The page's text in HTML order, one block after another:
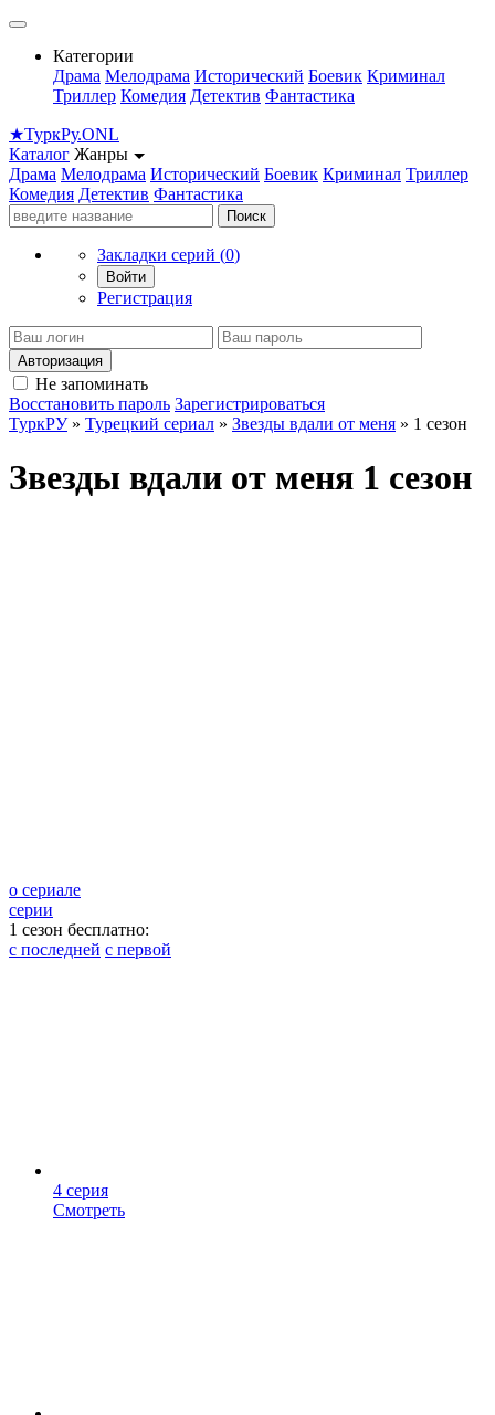
Категории
Драма Мелодрама Исторический Боевик Криминал
Триллер Комедия Детектив Фантастика
★ТуркРу.ONL
Каталог Жанры
Драма Мелодрама Исторический Боевик Криминал Триллер
Комедия Детектив Фантастика
Поиск
Закладки серий (0)
Войти
Регистрация
Авторизация
Не запоминать
Восстановить пароль Зарегистрироваться
ТуркРУ» Турецкий сериал » Звезды вдали от меня » 1 сезон
Звезды вдали от меня 1 сезон
о сериале
серии
1 сезон бесплатно:
с последней с первой
4 серия
Смотреть